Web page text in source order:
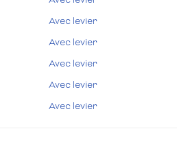
Avec levier
Avec levier
Avec levier
Avec levier
Avec levier